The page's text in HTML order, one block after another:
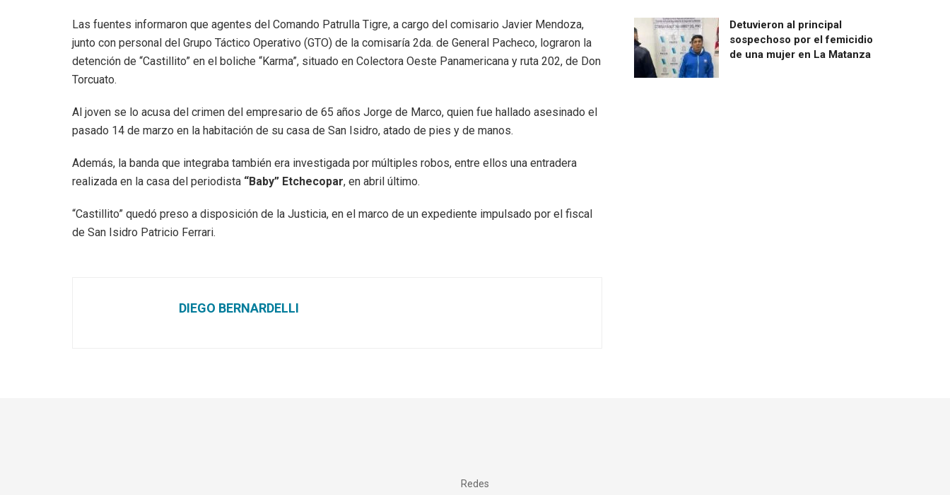
Las fuentes informaron que agentes del Comando Patrulla Tigre, a cargo del comisario Javier Mendoza,
junto con personal del Grupo Táctico Operativo (GTO) de la comisaría 2da. de General Pacheco, lograron la
detención de “Castillito” en el boliche “Karma”, situado en Colectora Oeste Panamericana y ruta 202, de Don
Torcuato.
Al joven se lo acusa del crimen del empresario de 65 años Jorge de Marco, quien fue hallado asesinado el
pasado 14 de marzo en la habitación de su casa de San Isidro, atado de pies y de manos.
Además, la banda que integraba también era investigada por múltiples robos, entre ellos una entradera
realizada en la casa del periodista “Baby” Etchecopar, en abril último.
“Castillito” quedó preso a disposición de la Justicia, en el marco de un expediente impulsado por el fiscal
de San Isidro Patricio Ferrari.
DIEGO BERNARDELLI
Detuvieron al principal
sospechoso por el femicidio
de una mujer en La Matanza
Redes